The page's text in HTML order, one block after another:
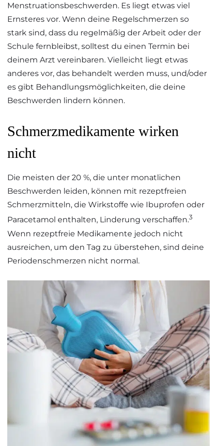
Menstruationsbeschwerden. Es liegt etwas viel
Ernsteres vor. Wenn deine Regelschmerzen so
stark sind, dass du regelmäßig der Arbeit oder der
Schule fernbleibst, solltest du einen Termin bei
deinem Arzt vereinbaren. Vielleicht liegt etwas
anderes vor, das behandelt werden muss, und/oder
es gibt Behandlungsmöglichkeiten, die deine
Beschwerden lindern können.
Schmerzmedikamente wirken
nicht
Die meisten der 20 %, die unter monatlichen
Beschwerden leiden, können mit rezeptfreien
Schmerzmitteln, die Wirkstoffe wie Ibuprofen oder
Paracetamol enthalten, Linderung verschaffen.3
Wenn rezeptfreie Medikamente jedoch nicht
ausreichen, um den Tag zu überstehen, sind deine
Periodenschmerzen nicht normal.